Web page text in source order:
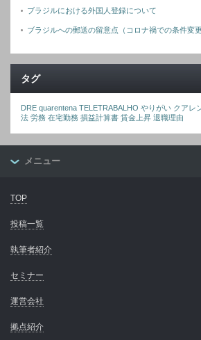
ブラジルにおける外国人登録について
ブラジルへの郵送の留意点（コロナ禍での条件変更
タグ
DRE quarentena TELETRABALHO やりがい クアレ
法 労務 在宅勤務 損益計算書 賃金上昇 退職理由
メニュー
TOP
投稿一覧
執筆者紹介
セミナー
運営会社
拠点紹介